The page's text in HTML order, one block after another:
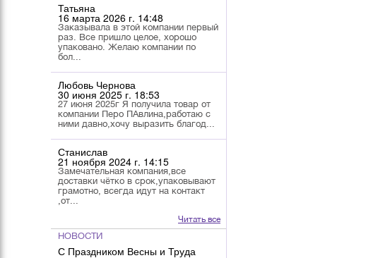
Татьяна
16 марта 2026 г. 14:48
Заказывала в этой компании первый
раз. Все пришло целое, хорошо
упаковано. Желаю компании по
бол...
Любовь Чернова
30 июня 2025 г. 18:53
27 июня 2025г Я получила товар от
компании Перо ПАвлина,работаю с
ними давно,хочу выразить благод...
Станислав
21 ноября 2024 г. 14:15
Замечательная компания,все
доставки чётко в срок,упаковывают
грамотно, всегда идут на контакт
,от...
Читать все
НОВОСТИ
С Праздником Весны и Труда